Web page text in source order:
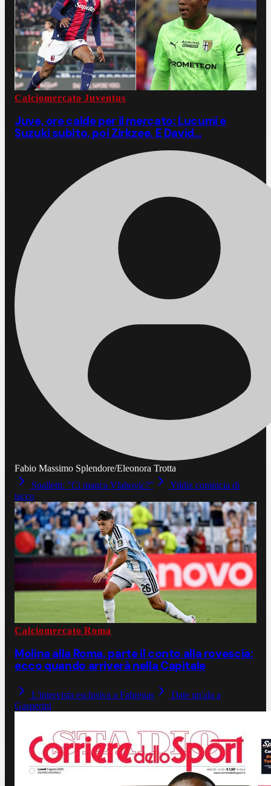
Calciomercato Juventus
Juve, ore calde per il mercato: Lucumi e
Suzuki subito, poi Zirkzee. E David…
Fabio Massimo Splendore/Eleonora Trotta
Spalletti: "Ci manca Vlahovic?"
Yildiz comincia di
tacco
Calciomercato Roma
Molina alla Roma, parte il conto alla rovescia:
ecco quando arriverà nella Capitale
L'intervista esclusiva a Fabregas
Date un'ala a
Gasperini